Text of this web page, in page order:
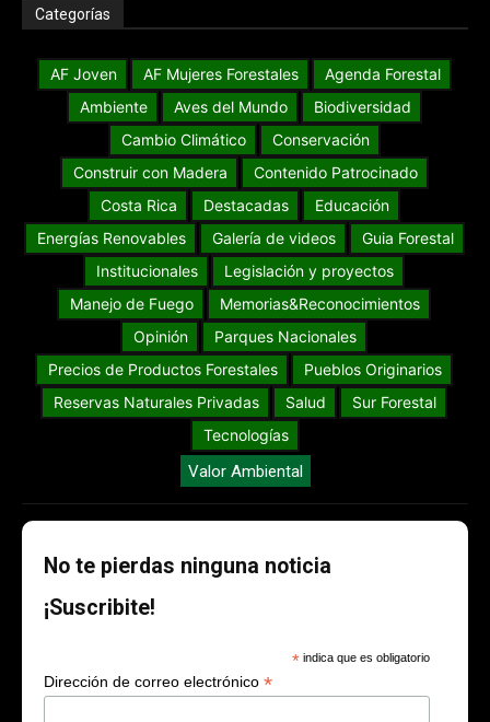
Categorías
AF Joven AF Mujeres Forestales
Agenda Forestal
Ambiente
Aves del Mundo
Biodiversidad
Cambio Climático
Conservación
Construir con Madera
Contenido Patrocinado
Costa Rica
Destacadas
Educación
Energías Renovables
Galería de videos
Guia Forestal
Institucionales
Legislación y proyectos
Manejo de Fuego
Memorias&Reconocimientos
Opinión
Parques Nacionales
Precios de Productos Forestales
Pueblos Originarios
Reservas Naturales Privadas
Salud
Sur Forestal
Tecnologías
Valor Ambiental
No te pierdas ninguna noticia
¡Suscribite!
* indica que es obligatorio
Dirección de correo electrónico *